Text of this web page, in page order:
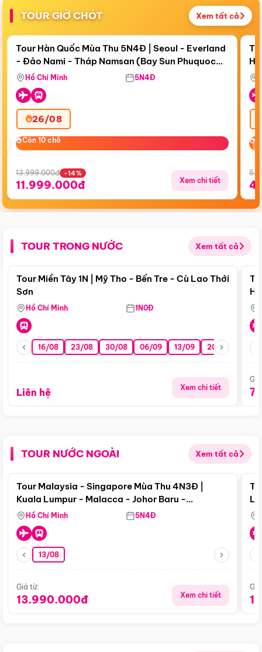
TOUR GIỜ CHÓT Xem tất cả
Còn17 ngày 19:01:42
Bay Sun Phuquoc Airways
Điểm nổi bật
Tour Hàn Quốc Mùa Thu 5N4Đ | Seoul - Everland
- Đảo Nami - Tháp Namsan (Bay Sun Phuquoc
Airways)
Hồ Chí Minh 5N4Đ
26/08
Còn 10 chỗ
Còn 10 chỗ
13.999.000đ -14%
11.999.000đ Xem chi tiết
TOUR TRONG NƯỚC Xem tất cả
Điểm nổi bật
Tour Miền Tây 1N | Mỹ Tho - Bến Tre - Cù Lao Thới
Sơn
Hồ Chí Minh 1N0Đ
16/08 23/08 30/08 06/09 13/09 20/09 27/09
Liên hệ Xem chi tiết
TOUR NƯỚC NGOÀI Xem tất cả
Điểm nổi bật
Tour Malaysia - Singapore Mùa Thu 4N3Đ |
Kuala Lumpur - Malacca - Johor Baru -
Singapore
Hồ Chí Minh 5N4Đ
13/08
Giá từ:
13.990.000đ Xem chi tiết